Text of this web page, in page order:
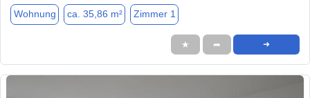
Wohnung ca. 35,86 m² Zimmer 1
★ ➦ ➜